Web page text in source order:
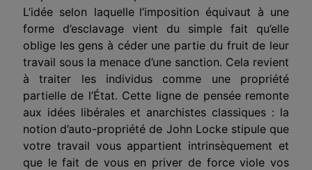
L’idée selon laquelle l’imposition équivaut à une
forme d’esclavage vient du simple fait qu’elle
oblige les gens à céder une partie du fruit de leur
travail sous la menace d’une sanction. Cela revient
à traiter les individus comme une propriété
partielle de l’État. Cette ligne de pensée remonte
aux idées libérales et anarchistes classiques : la
notion d’auto-propriété de John Locke stipule que
votre travail vous appartient intrinsèquement et
que le fait de vous en priver de force viole vos